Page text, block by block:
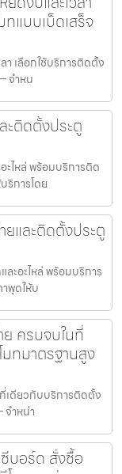
แบบเบ็ดเสร็จ
า เลือกใช้บริการติดตั้ง
จำหน
ะติดตั้งประตู
ะไหล่ พร้อมบริการติด
ริการโดย
ยและติดตั้งประตู
ะอะไหล่ พร้อมบริการ
พุดให้บ
ครบจบในที่
ทมาตรฐานสูง
เดียวกับบริการติดตั้ง
จำหน่า
บอร์ด สั่งซื้อ